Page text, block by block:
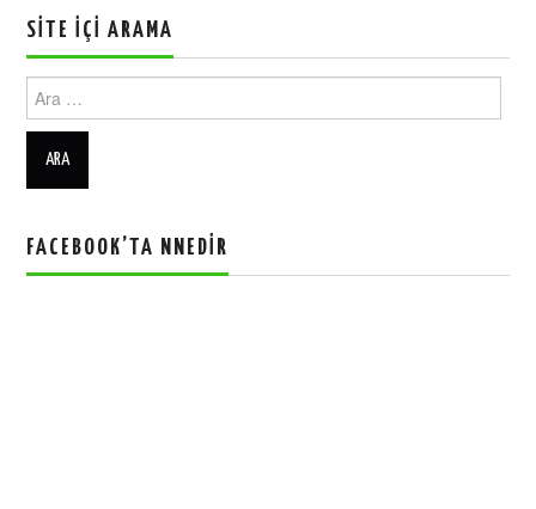
SITE İÇI ARAMA
Ara:
FACEBOOK’TA NNEDIR